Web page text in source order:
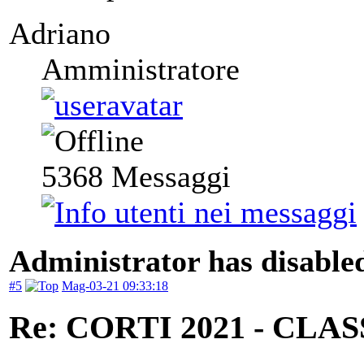
Adriano
Amministratore
5368 Messaggi
Administrator has
#5 Mag-03-21 09:33:18
Re: CORTI 2021 -